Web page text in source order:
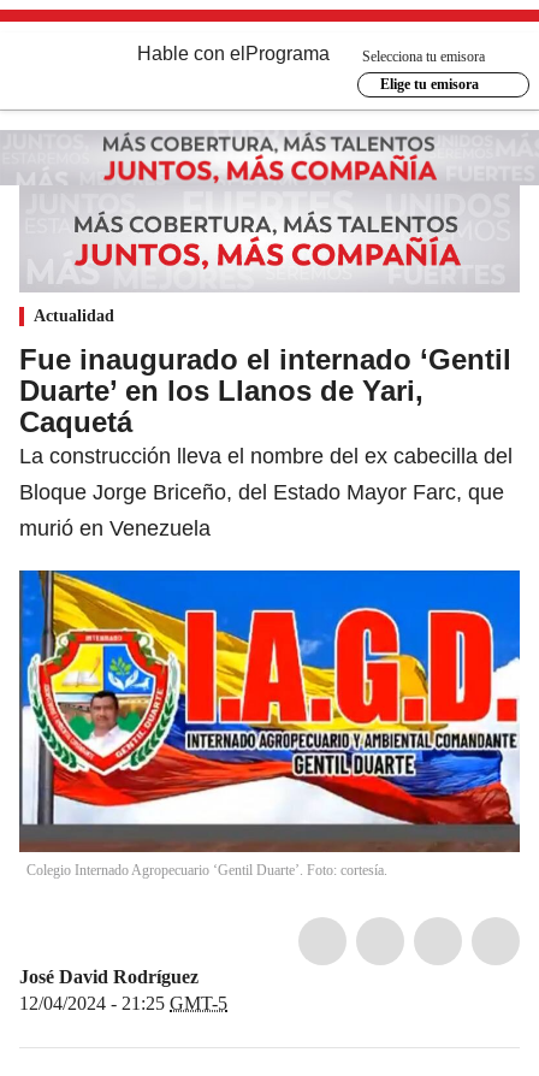
Hable con el Programa
Selecciona tu emisora
Elige tu emisora
Actualidad
Fue inaugurado el internado ‘Gentil
Duarte’ en los Llanos de Yari,
Caquetá
La construcción lleva el nombre del ex cabecilla del
Bloque Jorge Briceño, del Estado Mayor Farc, que
murió en Venezuela
Colegio Internado Agropecuario ‘Gentil Duarte’. Foto: cortesía.
José David Rodríguez
12/04/2024 - 21:25 GMT-5